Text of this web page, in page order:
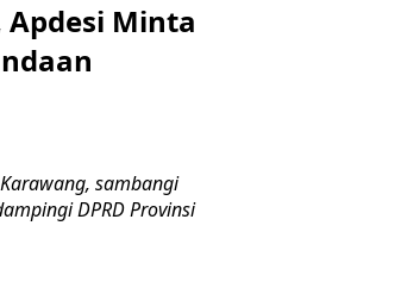
Apdesi Minta
sambangi
DPRD Provinsi